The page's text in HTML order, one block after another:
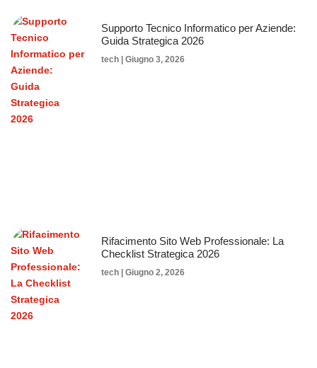
Supporto Tecnico Informatico per Aziende:
Guida Strategica 2026
tech Giugno 3, 2026
Rifacimento Sito Web Professionale: La
Checklist Strategica 2026
tech Giugno 2, 2026